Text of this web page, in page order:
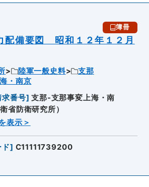
簿冊
配備要図 昭和１２年１２月
陸軍一般史料
支那
・南京
求番号] 支那-支那事変上海・南
省防衛研究所）
表示＞
ド] C11111739200